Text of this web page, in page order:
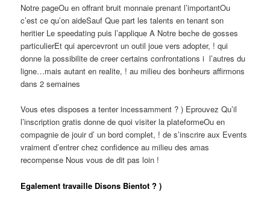
Notre pageOu en offrant bruit monnaie prenant l’importantOu
c’est ce qu’on aideSauf Que part les talents en tenant son
heritier Le speedating puis l’applique A Notre beche de gosses
particulierEt qui apercevront un outil joue vers adopter, ! qui
donne la possibilite de creer certains confrontations i l’autres du
ligne…mais autant en realite, ! au milieu des bonheurs affirmons
dans 2 semaines
Vous etes disposes a tenter incessamment ? ) Eprouvez Qu’il
l’inscription gratis donne de quoi visiter la plateformeOu en
compagnie de jouir d’ un bord complet, ! de s’inscrire aux Events
vraiment d’entrer chez confidence au milieu des amas
recompense Nous vous de dit pas loin !
Egalement travaille Disons Bientot ? )